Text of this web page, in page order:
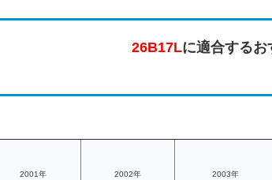
26B17Lに適合するお
2001年 2002年 2003年